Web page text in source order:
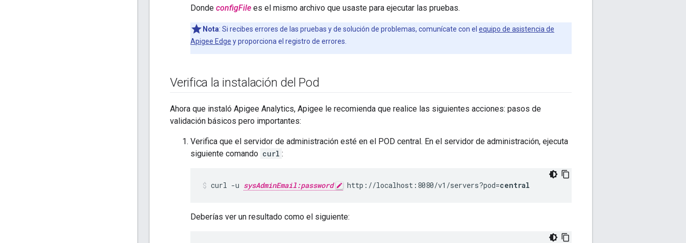
Donde configFile es el mismo archivo que usaste para ejecutar las pruebas.
Nota: Si recibes errores de las pruebas y de solución de problemas, comunícate con el equipo de asistencia de
Apigee Edge y proporciona el registro de errores.
Verifica la instalación del Pod
Ahora que instaló Apigee Analytics, Apigee le recomienda que realice las siguientes acciones: pasos de
validación básicos pero importantes:
Verifica que el servidor de administración esté en el POD central. En el servidor de administración, ejecuta
siguiente comando curl :
curl -u sysAdminEmail:password http://localhost:8080/v1/servers?pod=central
Deberías ver un resultado como el siguiente: